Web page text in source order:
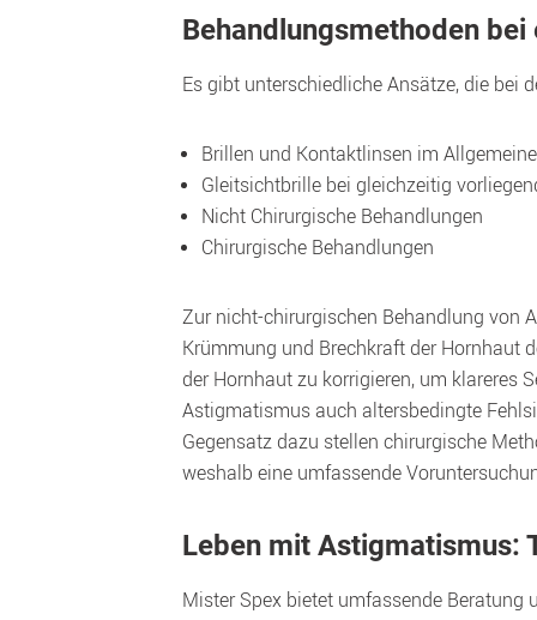
Behandlungsmethoden
Es gibt unterschiedliche Ansätze, die bei
Brillen und Kontaktlinsen im
Gleitsichtbrille bei gleichzeitig
Nicht Chirurgische Behandlungen
Chirurgische Behandlungen
Zur nicht-chirurgischen Behandlung von
Krümmung und Brechkraft der Hornhaut
der Hornhaut zu korrigieren, um klareres
Astigmatismus auch altersbedingte
Gegensatz dazu stellen chirurgische
weshalb eine umfassende
Leben mit Astigmatismus:
Mister Spex bietet umfassende